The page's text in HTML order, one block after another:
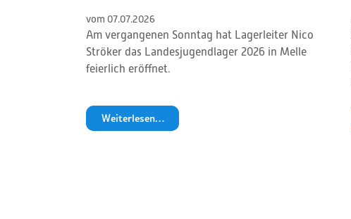
vom 07.07.2026
Am vergangenen Sonntag hat Lagerleiter Nico
Ströker das Landesjugendlager 2026 in Melle
feierlich eröffnet.
Weiterlesen…